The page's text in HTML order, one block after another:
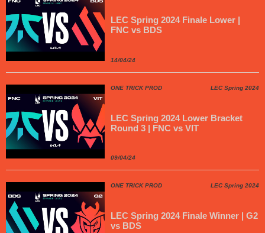
LEC Spring 2024 Finale Lower |
FNC vs BDS
14/04/24
ONE TRICK PROD LEC Spring 2024
LEC Spring 2024 Lower Bracket
Round 3 | FNC vs VIT
09/04/24
ONE TRICK PROD LEC Spring 2024
LEC Spring 2024 Finale Winner | G2
vs BDS